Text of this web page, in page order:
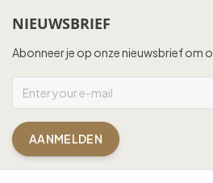
NIEUWSBRIEF
Abonneer je op onze nieuwsbrief om
AANMELDEN